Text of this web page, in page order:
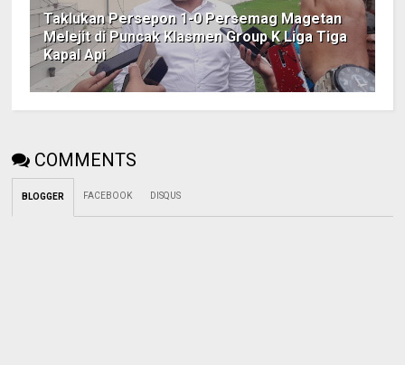
Taklukan Persepon 1-0 Persemag Magetan
Melejit di Puncak Klasmen Group K Liga Tiga
Kapal Api
COMMENTS
BLOGGER FACEBOOK DISQUS